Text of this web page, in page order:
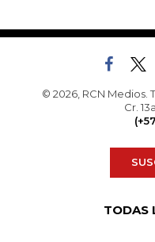
© 2026, RCN Medios.
Cr.
TODAS